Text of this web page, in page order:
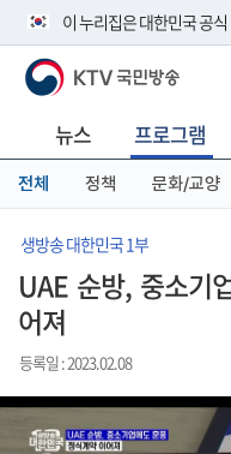
이 누리집은 대한민국 공
공식 누리집 주소 확인하기
니다.
이밖에 or.kr 또는 .kr등 다
서 도메인 주소를 확인해 보
KTV 국민방송
뉴스 프로그램
전체 정책 문화/교양
생방송 대한민국 1부
UAE 순방, 중소기
어져
등록일 : 2023.02.08